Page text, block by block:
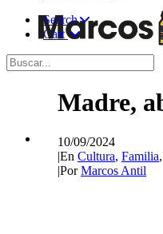
Search
Cart
Madre,
10/09/2024
|En Cultura, Familia,
|PorMarcos Antil